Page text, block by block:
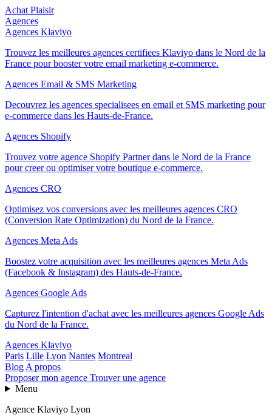
Achat Plaisir
Agences
Agences Klaviyo
Trouvez les meilleures agences certifiees Klaviyo dans le Nord de la
France pour booster votre email marketing e-commerce.
Agences Email & SMS Marketing
Decouvrez les agences specialisees en email et SMS marketing pour
e-commerce dans les Hauts-de-France.
Agences Shopify
Trouvez votre agence Shopify Partner dans le Nord de la France
pour creer ou optimiser votre boutique e-commerce.
Agences CRO
Optimisez vos conversions avec les meilleures agences CRO
(Conversion Rate Optimization) du Nord de la France.
Agences Meta Ads
Boostez votre acquisition avec les meilleures agences Meta Ads
(Facebook & Instagram) des Hauts-de-France.
Agences Google Ads
Capturez l'intention d'achat avec les meilleures agences Google Ads
du Nord de la France.
Agences Klaviyo
Paris Lille Lyon Nantes Montreal
Blog A propos
Proposer mon agence Trouver une agence
Menu
Agence Klaviyo Lyon